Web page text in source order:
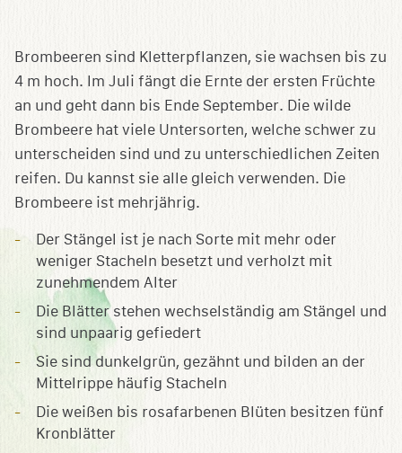
Brombeeren sind Kletterpflanzen, sie wachsen bis zu
4 m hoch. Im Juli fängt die Ernte der ersten Früchte
an und geht dann bis Ende September. Die wilde
Brombeere hat viele Untersorten, welche schwer zu
unterscheiden sind und zu unterschiedlichen Zeiten
reifen. Du kannst sie alle gleich verwenden. Die
Brombeere ist mehrjährig.
Der Stängel ist je nach Sorte mit mehr oder
weniger Stacheln besetzt und verholzt mit
zunehmendem Alter
Die Blätter stehen wechselständig am Stängel und
sind unpaarig gefiedert
Sie sind dunkelgrün, gezähnt und bilden an der
Mittelrippe häufig Stacheln
Die weißen bis rosafarbenen Blüten besitzen fünf
Kronblätter